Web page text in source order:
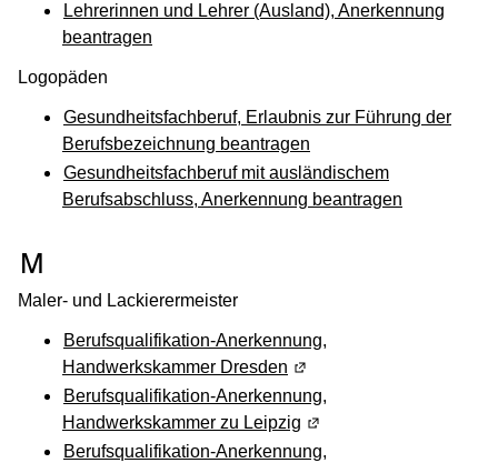
Lehrerinnen und Lehrer (Ausland), Anerkennung
beantragen
Logopäden
Gesundheitsfachberuf, Erlaubnis zur Führung der
Berufsbezeichnung beantragen
Gesundheitsfachberuf mit ausländischem
Berufsabschluss, Anerkennung beantragen
(Wird in einem neuen Fenster
M
Maler- und Lackierermeister
Berufsqualifikation-Anerkennung,
Handwerkskammer Dresden (Wird in einem neuen
Berufsqualifikation-Anerkennung,
Handwerkskammer zu Leipzig (Wird in einem neuen
Berufsqualifikation-Anerkennung,